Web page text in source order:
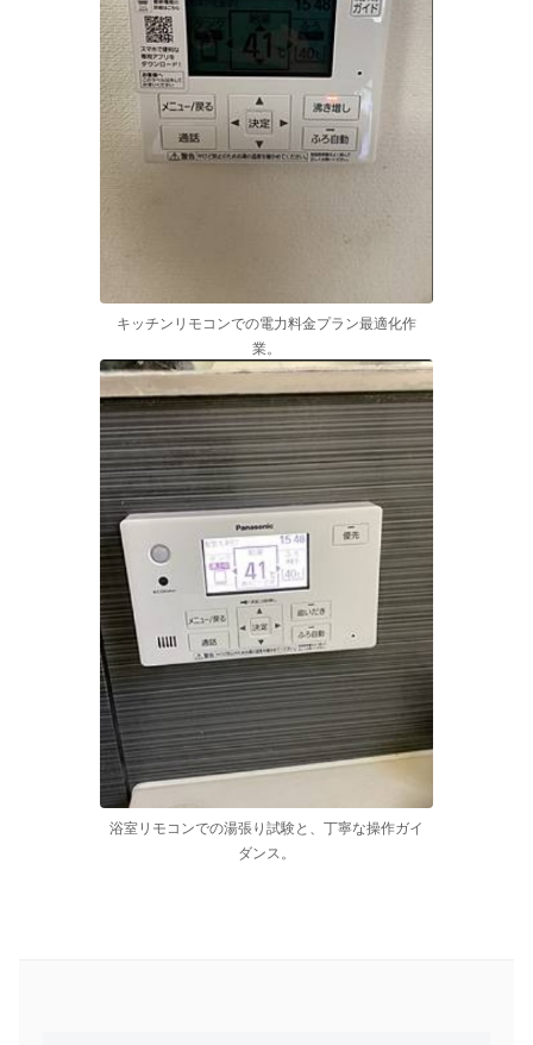
キッチンリモコンでの電力料金プラン最適化作
業。
浴室リモコンでの湯張り試験と、丁寧な操作ガイ
ダンス。